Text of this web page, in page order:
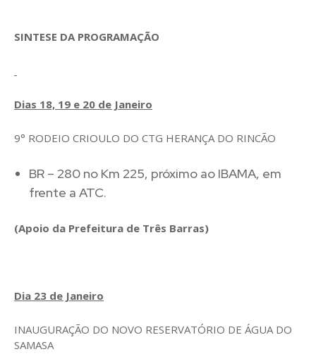
SINTESE DA PROGRAMAÇÃO
Dias 18, 19 e 20 de Janeiro
9° RODEIO CRIOULO DO CTG HERANÇA DO RINCÃO
BR – 280 no Km 225, próximo ao IBAMA, em
frente a ATC.
(Apoio da Prefeitura de Três Barras)
Dia 23 de Janeiro
INAUGURAÇÃO DO NOVO RESERVATÓRIO DE ÁGUA DO
SAMASA